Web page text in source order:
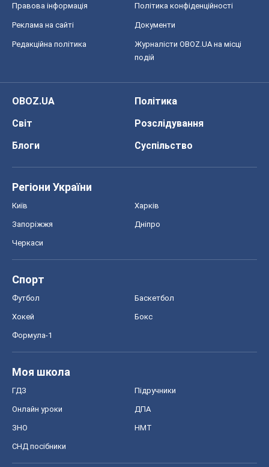
Правова інформація Політика конфіденційності
Реклама на сайті Документи
Редакційна політика
Журналісти OBOZ.UA на місці
подій
OBOZ.UA
Політика
Світ
Розслідування
Блоги
Суспільство
Регіони України
Київ Харків
Запоріжжя Дніпро
Черкаси
Спорт
Футбол Баскетбол
Хокей Бокс
Формула-1
Моя школа
ГДЗ Підручники
Онлайн уроки ДПА
ЗНО НМТ
СНД посібники